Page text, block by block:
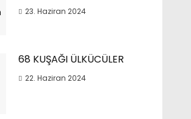
23. Haziran 2024
68 KUŞAĞI ÜLKÜCÜLER
22. Haziran 2024